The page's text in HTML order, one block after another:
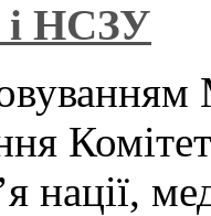
НСЗУ
нації,